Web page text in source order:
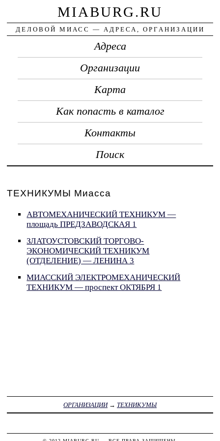
MIABURG.RU
ДЕЛОВОЙ МИАСС — АДРЕСА, ОРГАНИЗАЦИИ
Адреса
Организации
Карта
Как попасть в каталог
Контакты
Поиск
ТЕХНИКУМЫ Миасса
АВТОМЕХАНИЧЕСКИЙ ТЕХНИКУМ —
площадь ПРЕДЗАВОДСКАЯ 1
ЗЛАТОУСТОВСКИЙ ТОРГОВО-
ЭКОНОМИЧЕСКИЙ ТЕХНИКУМ
(ОТДЕЛЕНИЕ) — ЛЕНИНА 3
МИАССКИЙ ЭЛЕКТРОМЕХАНИЧЕСКИЙ
ТЕХНИКУМ — проспект ОКТЯБРЯ 1
ОРГАНИЗАЦИИ→ ТЕХНИКУМЫ